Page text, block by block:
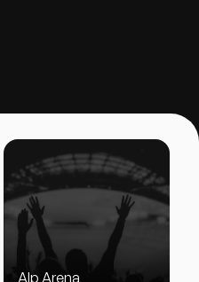
Alp Arena